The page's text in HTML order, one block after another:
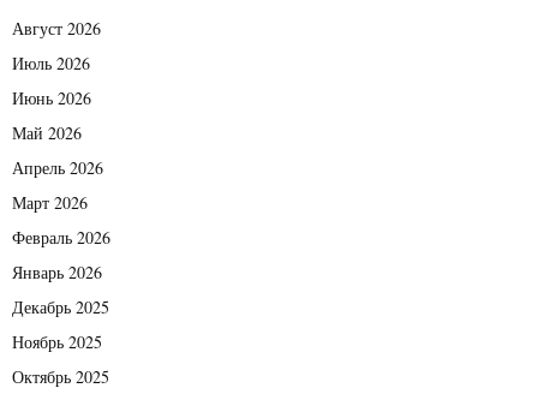
Август 2026
Июль 2026
Июнь 2026
Май 2026
Апрель 2026
Март 2026
Февраль 2026
Январь 2026
Декабрь 2025
Ноябрь 2025
Октябрь 2025